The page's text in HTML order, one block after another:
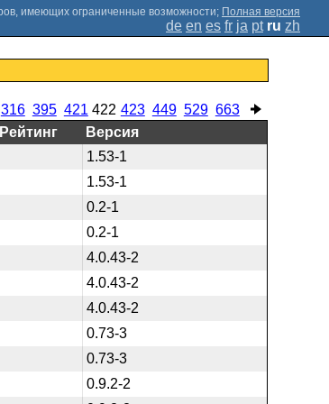
; Полная версия
de en es fr ja pt ru zh
316 395 421 422 423 449 529 663
Рейтинг
Версия
1.53-1
1.53-1
0.2-1
0.2-1
4.0.43-2
4.0.43-2
4.0.43-2
0.73-3
0.73-3
0.9.2-2